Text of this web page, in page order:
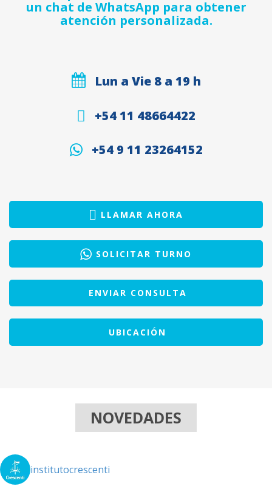
un chat de WhatsApp para obtener
atención personalizada.
Lun a Vie 8 a 19 h
+54 11 48664422
+54 9 11 23264152
LLAMAR AHORA
SOLICITAR TURNO
ENVIAR CONSULTA
UBICACIÓN
NOVEDADES
institutocrescenti